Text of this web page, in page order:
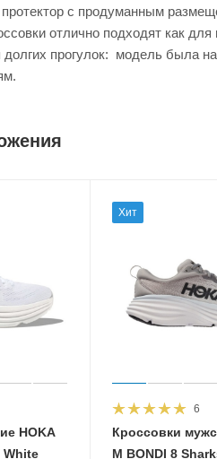
с продуманным
отлично подходят как
прогулок: модель была
HOKA
White
Хит
6
Кроссовки
M BONDI 8